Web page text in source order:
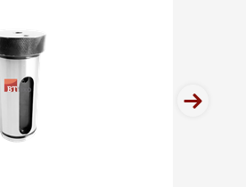
next